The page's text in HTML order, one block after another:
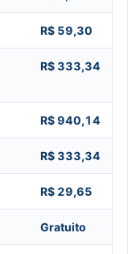
R$ 59,30
R$ 333,34
R$ 940,14
R$ 333,34
R$ 29,65
Gratuito